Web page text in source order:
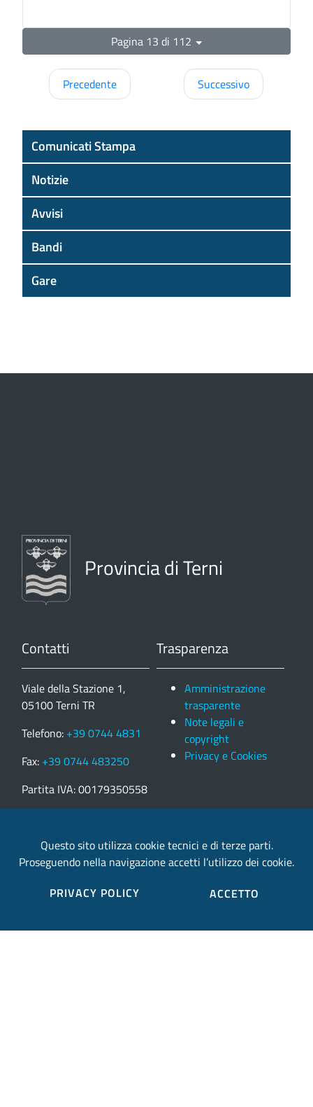
Pagina 13 di 112
Precedente Successivo
Comunicati Stampa
Notizie
Avvisi
Bandi
Gare
Provincia di Terni
Contatti
Viale della Stazione 1,
05100 Terni TR
Telefono: +39 0744 4831
Fax: +39 0744 483250
Partita IVA: 00179350558
provincia.terni@postacert.umbria.it
Trasparenza
Amministrazione
trasparente
Note legali e
copyright
Privacy e Cookies
Credits
Sito web realizzato in collaborazione conGruppo
Questo sito utilizza cookie tecnici e di terze parti.
Proseguendo nella navigazione accetti l’utilizzo dei cookie.
PRIVACY POLICY
ACCETTO